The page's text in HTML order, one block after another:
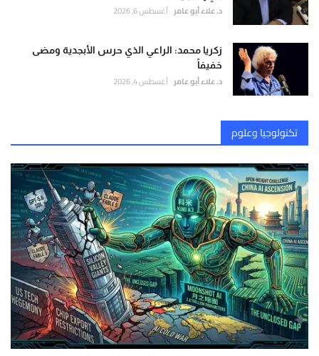
د. علاء أبو عامر أغسطس 6, 2026
زكريا محمد: الراعي الذي حرس الأبجدية ومضى
خفيفاً
د. علاء أبو عامر أغسطس 4, 2026
تكنولوجيا وعلوم